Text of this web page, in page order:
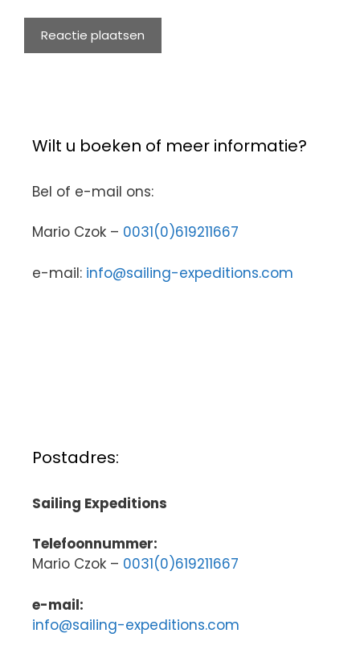
Wilt u boeken of meer informatie?
Bel of e-mail ons:
Mario Czok – 0031(0)619211667
e-mail: info@sailing-expeditions.com
Postadres:
Sailing Expeditions
Telefoonnummer:
Mario Czok – 0031(0)619211667
e-mail:
info@sailing-expeditions.com